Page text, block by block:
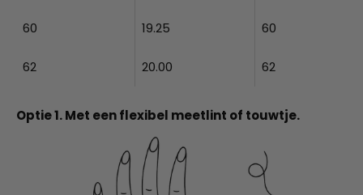
60 19.25 60
62 20.00 62
Optie 1. Met een flexibel meetlint of touwtje.